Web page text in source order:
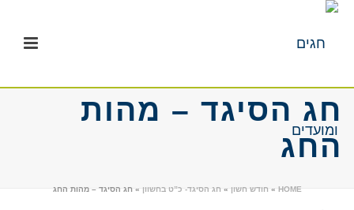
חג הסיגד – מהות
החג
HOME
» חודש חשון » חג הסיגד- כ”ט בחשוון » חג הסיגד – מהות החג